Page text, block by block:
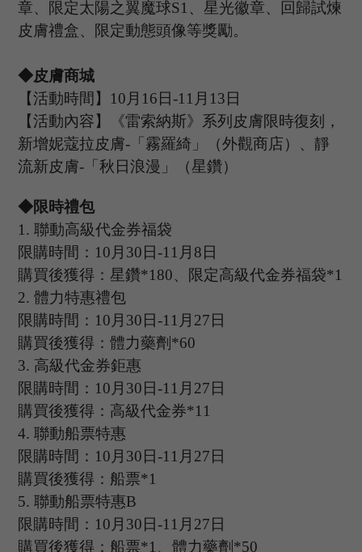
章、限定太陽之翼魔球S1、星光徽章、回歸試煉
皮膚禮盒、限定動態頭像等獎勵。
◆皮膚商城
【活動時間】 10 月 16日-11 月 13日
【活動內容】《雷索納斯》系列皮膚限時復刻，
新增妮蔻拉皮膚-「霧羅綺」（外觀商店）、靜
流新皮膚-「秋日浪漫」（星鑽）
◆限時禮包
1. 聯動高級代金券福袋
限購時間： 10 月 30日-11 月 8日
購買後獲得：星鑽*180、限定高級代金券福袋*1
2. 體力特惠禮包
限購時間： 10 月 30日-11 月 27日
購買後獲得：體力藥劑 *60
3. 高級代金券鉅惠
限購時間： 10 月 30日-11 月 27日
購買後獲得：高級代金券*11
4. 聯動船票特惠
限購時間： 10 月 30日-11 月 27日
購買後獲得：船票*1
5. 聯動船票特惠B
限購時間： 10 月 30日-11 月 27日
購買後獲得：船票*1、體力藥劑*50